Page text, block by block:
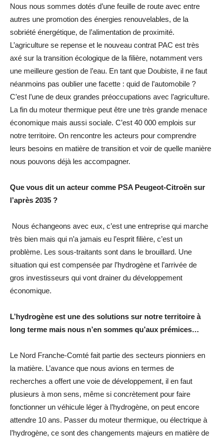
Nous nous sommes dotés d’une feuille de route avec entre
autres une promotion des énergies renouvelables, de la
sobriété énergétique, de l’alimentation de proximité.
L’agriculture se repense et le nouveau contrat PAC est très
axé sur la transition écologique de la filière, notamment vers
une meilleure gestion de l’eau. En tant que Doubiste, il ne faut
néanmoins pas oublier une facette : quid de l’automobile ?
C’est l’une de deux grandes préoccupations avec l’agriculture.
La fin du moteur thermique peut être une très grande menace
économique mais aussi sociale. C’est 40 000 emplois sur
notre territoire. On rencontre les acteurs pour comprendre
leurs besoins en matière de transition et voir de quelle manière
nous pouvons déjà les accompagner.
Que vous dit un acteur comme PSA Peugeot-Citroën sur
l’après 2035 ?
Nous échangeons avec eux, c’est une entreprise qui marche
très bien mais qui n’a jamais eu l’esprit filière, c’est un
problème. Les sous-traitants sont dans le brouillard. Une
situation qui est compensée par l’hydrogène et l’arrivée de
gros investisseurs qui vont drainer du développement
économique.
L’hydrogène est une des solutions sur notre territoire à
long terme mais nous n’en sommes qu’aux prémices…
Le Nord Franche-Comté fait partie des secteurs pionniers en
la matière. L’avance que nous avions en termes de
recherches a offert une voie de développement, il en faut
plusieurs à mon sens, même si concrètement pour faire
fonctionner un véhicule léger à l’hydrogène, on peut encore
attendre 10 ans. Passer du moteur thermique, ou électrique à
l’hydrogène, ce sont des changements majeurs en matière de